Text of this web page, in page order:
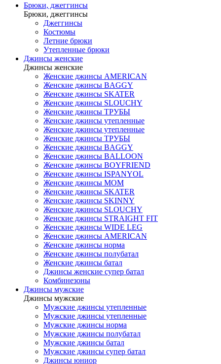
Брюки, джеггинсы
Брюки, джеггинсы
Джеггинсы
Костюмы
Летние брюки
Утепленные брюки
Джинсы женские
Джинсы женские
Женские джинсы AMERICAN
Женские джинсы BAGGY
Женские джинсы SKATER
Женские джинсы SLOUCHY
Женские джинсы ТРУБЫ
Женские джинсы утепленные
Женские джинсы утепленные
Женские джинсы ТРУБЫ
Женские джинсы BAGGY
Женские джинсы BALLOON
Женские джинсы BOYFRIEND
Женские джинсы ISPANYOL
Женские джинсы МОМ
Женские джинсы SKATER
Женские джинсы SKINNY
Женские джинсы SLOUCHY
Женские джинсы STRAIGHT FIT
Женские джинсы WIDE LEG
Женские джинсы AMERICAN
Женские джинсы норма
Женские джинсы полубатал
Женские джинсы батал
Джинсы женские супер батал
Комбинезоны
Джинсы мужские
Джинсы мужские
Мужские джинсы утепленные
Мужские джинсы утепленные
Мужские джинсы норма
Мужские джинсы полубатал
Мужские джинсы батал
Мужские джинсы супер батал
Джинсы юниор